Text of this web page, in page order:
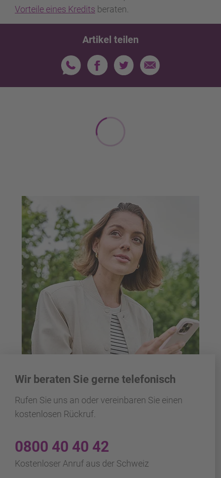
Vorteile eines Kredits beraten.
Artikel teilen
Wir beraten Sie gerne telefonisch
Rufen Sie uns an oder vereinbaren Sie einen
kostenlosen Rückruf.
0800 40 40 42
Kostenloser Anruf aus der Schweiz